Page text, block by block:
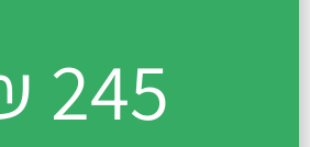
245 ₪